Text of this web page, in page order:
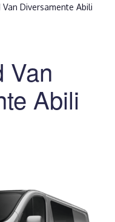
Van Diversamente Abili
Van
Abili